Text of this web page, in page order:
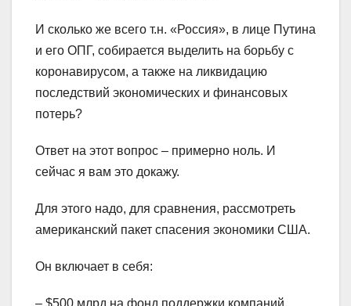
И сколько же всего т.н. «Россия», в лице Путина
и его ОПГ, собирается выделить на борьбу с
коронавирусом, а также на ликвидацию
последствий экономических и финансовых
потерь?
Ответ на этот вопрос – примерно ноль. И
сейчас я вам это докажу.
Для этого надо, для сравнения, рассмотреть
американский пакет спасения экономики США.
Он включает в себя:
– $500 млрд на фонд поддержки компаний,